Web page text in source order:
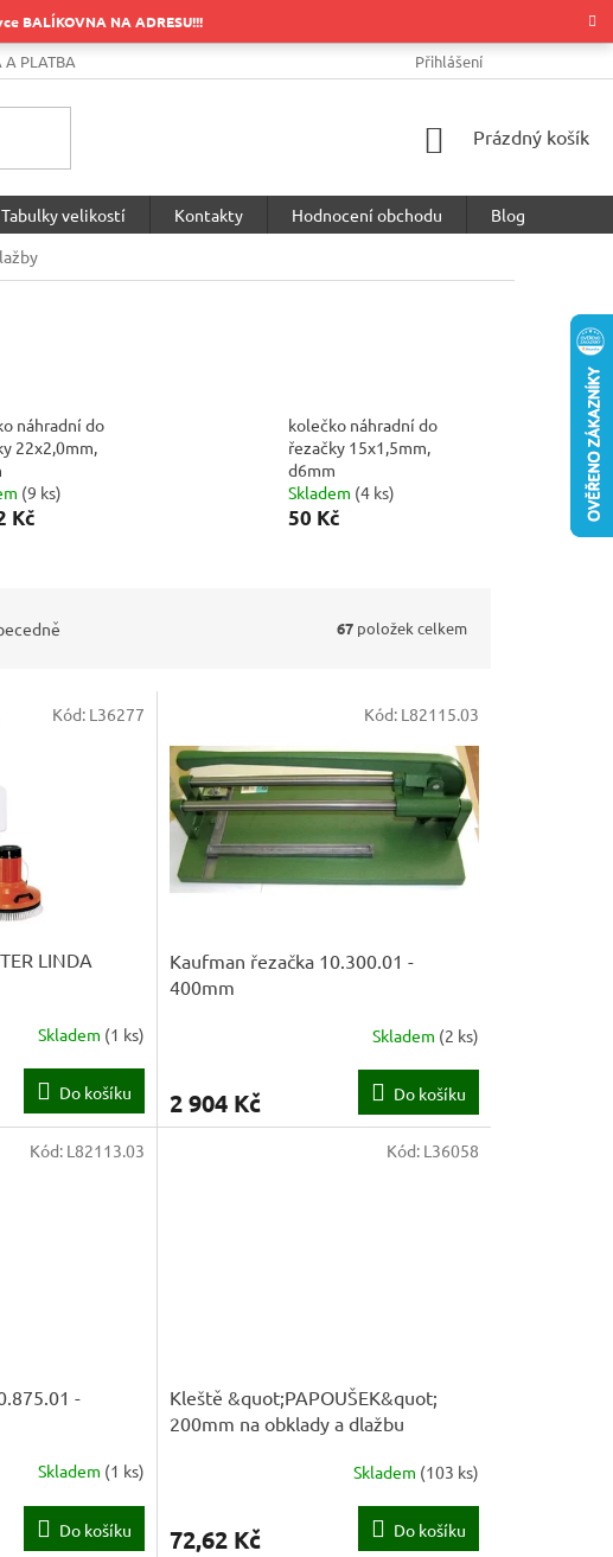
BALÍKOVNA NA ADRESU!!!
A PLATBA PODMÍNKY OCHRANY OSOBNÍCH
Přihlášení
NÁKUPNÍ
Prázdný košík
Tabulky velikostí Kontakty Hodnocení obchodu
Blog
náhradní do
22x2,0mm,
(9 ks)
Kč
kolečko náhradní do
řezačky 15x1,5mm,
d6mm
Skladem (4 ks)
50 Kč
67 položek celkem
LINDA
Skladem (1 ks)
Do košíku
Kód: L36277
Kaufman řezačka 10.300.01 -
400mm
Skladem (2 ks)
2 904 Kč Do košíku
Kód: L82115.03
-
Skladem (1 ks)
Do košíku
Kód: L82113.03
Kleště &quot;PAPOUŠEK&quot;
200mm na obklady a dlažbu
Skladem (103 ks)
72,62 Kč Do košíku
Kód: L36058